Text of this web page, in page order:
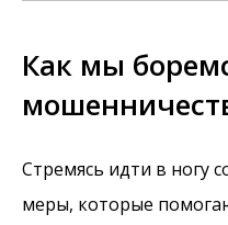
Как мы
Стремясь идти в ногу
меры, которые